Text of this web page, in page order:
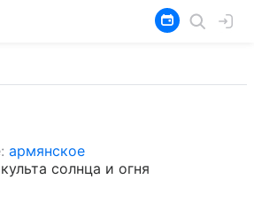
армянское
солнца и огня